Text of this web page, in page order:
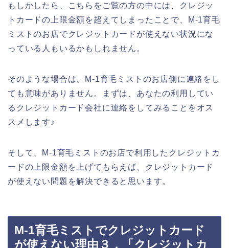
もしかしたら、こちらをご覧の方の中には、クレジッ
トカードの上限金額を超えてしまったことで、M-1育毛
ミストのお店でクレジットカードが使えない状況にな
っている人もいるかもしれません。
そのような場合は、M-1育毛ミストのお店側に連絡をし
ても意味がありません。まずは、あなたの利用してい
るクレジットカード会社に連絡をしてみることをオス
スメします♪
そして、M-1育毛ミストのお店で利用したクレジットカ
ードの上限金額を上げてもらえば、クレジットカード
が使えない問題を解決できると思います。
M-1育毛ミストでクレジットカード
が使えない理由３．「クレジットカ